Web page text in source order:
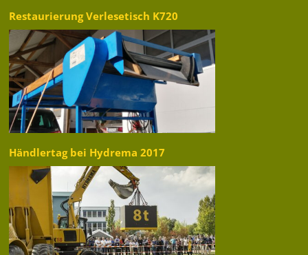
Restaurierung Verlesetisch K720
Händlertag bei Hydrema 2017